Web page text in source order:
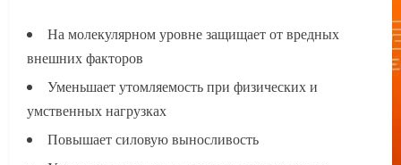
На молекулярном уровне защищает от вредных
внешних факторов
Уменьшает утомляемость при физических и
умственных нагрузках
Повышает силовую выносливость